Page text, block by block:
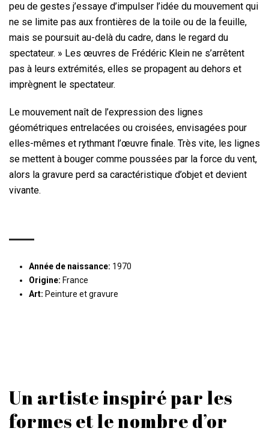
peu de gestes j’essaye d’impulser l’idée du mouvement qui
ne se limite pas aux frontières de la toile ou de la feuille,
mais se poursuit au-delà du cadre, dans le regard du
spectateur. » Les œuvres de Frédéric Klein ne s’arrêtent
pas à leurs extrémités, elles se propagent au dehors et
imprègnent le spectateur.
Le mouvement naît de l’expression des lignes
géométriques entrelacées ou croisées, envisagées pour
elles-mêmes et rythmant l’œuvre finale. Très vite, les lignes
se mettent à bouger comme poussées par la force du vent,
alors la gravure perd sa caractéristique d’objet et devient
vivante.
Année de naissance: 1970
Origine: France
Art: Peinture et gravure
Un artiste inspiré par les
formes et le nombre d’or